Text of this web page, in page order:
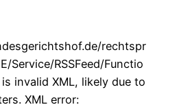
rechtspr
Service/RSSFeed/Functio
is invalid XML, likely due to
XML error: